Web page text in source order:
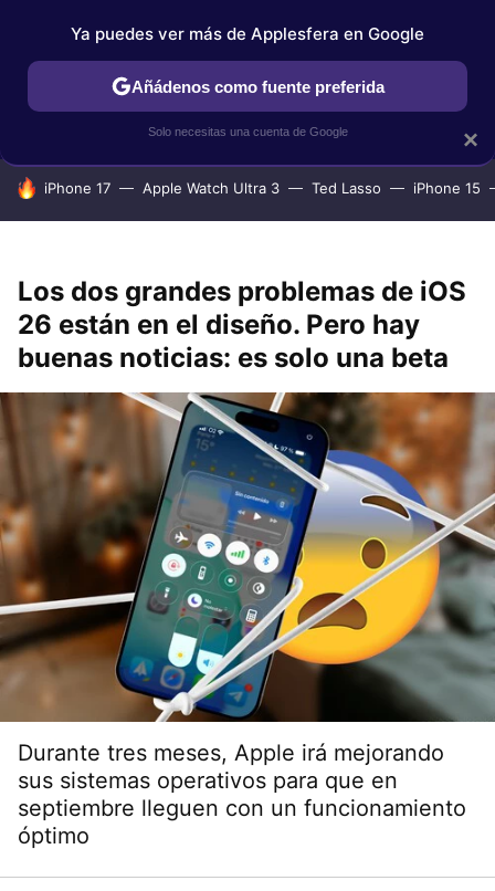
IPHONE TUTORIALES APPLESFERA SELECCIÓN
HOY SE HABLA DE
iPhone 17 Apple Watch Ultra 3 Ted Lasso iPhone 15
Los dos grandes problemas de iOS
26 están en el diseño. Pero hay
buenas noticias: es solo una beta
Durante tres meses, Apple irá mejorando
sus sistemas operativos para que en
septiembre lleguen con un funcionamiento
óptimo
×
Ya puedes ver más de Applesfera en Google
Añádenos como fuente preferida
Solo necesitas una cuenta de Google